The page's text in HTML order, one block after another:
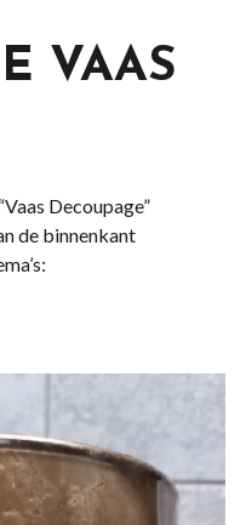
VAAS
Decoupage”
de binnenkant